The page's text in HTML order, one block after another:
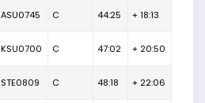
ASU0745 C 44:25 + 18:13
KSU0700 C 47:02 + 20:50
STE0809 C 48:18 + 22:06